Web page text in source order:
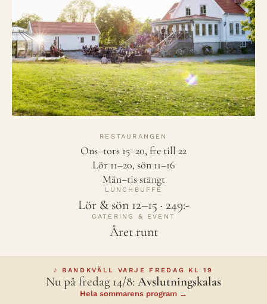
RESTAURANGEN
Ons–tors 15–20, fre till 22
Lör 11–20, sön 11–16
Mån–tis stängt
LUNCHBUFFÉ
Lör & sön 12–15 · 249:-
CATERING & EVENT
Året runt
♪ BANDKVÄLL VARJE FREDAG KL 19
Nu på fredag 14/8: Avslutningskalas
Hela sommarens program →